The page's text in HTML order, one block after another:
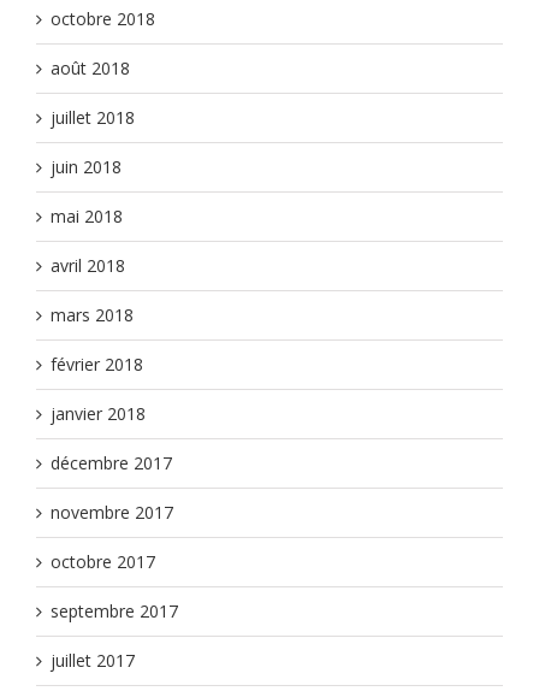
octobre 2018
août 2018
juillet 2018
juin 2018
mai 2018
avril 2018
mars 2018
février 2018
janvier 2018
décembre 2017
novembre 2017
octobre 2017
septembre 2017
juillet 2017